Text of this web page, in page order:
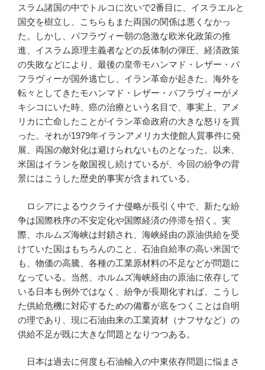
スラム諸国の中でトルコに次いで2番目に、イスラエルと
国交を樹立し、こちらもまた両国の関係は悪くなかっ
た。しかし、パフラヴィー朝の急激な欧米化政策の推
進、イスラム原理主義者などの反体制の弾圧、経済政策
の失敗などにより、最後の皇帝モハンマド・レザー・パ
フラヴィーが国外逃亡し、イラン革命が起きた。海外を
転々としてきたモハンマド・レザー・パフラヴィーがメ
キシコにいた時、癌の治療という名目で、事実上、アメ
リカに亡命したことがイラン革命政府の大きな怒りを買
った。それが1979年イランアメリカ大使館人質事件に発
展、両国の敵対化は避けられないものとなった。以来、
米国はイランを敵国視し続けているが、今回の紛争の背
景にはこうした歴史的事実が含まれている。
ロシアによるウクライナ侵略が長引く中で、新たな紛
争は国際秩序の不安定化や国際経済の停滞を招く。実
際、ホルムズ海峡は封鎖され、海峡経由の原油供給を受
けていた国はもちろんのこと、石油自給率の高い米国で
も、物価の高騰、各種の工業原材料の不足などが問題に
なっている。当然、ホルムズ海峡経由の原油に依存して
いる日本も例外ではなく、紛争が長期化すれば、こうし
た供給危機に対応するための備蓄が底をつくことは自明
の理であり、現に石油由来の工業資材（ナフサなど）の
供給不足が既に大きな問題となりつつある。
日本は過去に何度も石油輸入の中東依存問題に悩まさ